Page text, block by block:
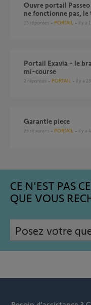
Ouvre portail Passeo 650, carte mère et cellules changées,
ne fonctionne pas,
15 réponses PORTAIL il y a
Portail Exavia - le bras motorisé M1 touche le portail à
mi-course
2 réponses PORTAIL il y a
Garantie piece
23 réponses PORTAIL il y a
CE N'EST PAS CE
QUE VOUS
Posez votre